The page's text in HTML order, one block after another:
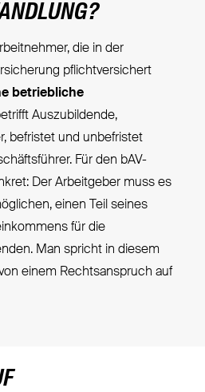
die in der
pflichtversichert
betriebliche
Auszubildende,
befristet und unbefristet
Für den bAV-
Der Arbeitgeber muss es
einen Teil seines
für die
Man spricht in diesem
einem Rechtsanspruch auf